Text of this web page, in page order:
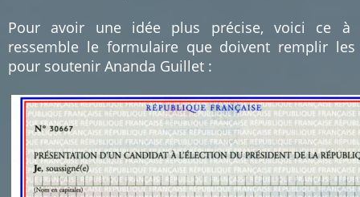
Pour avoir une idée plus précise, voici ce à
ressemble le formulaire que doivent remplir les
pour soutenir Ananda Guillet :